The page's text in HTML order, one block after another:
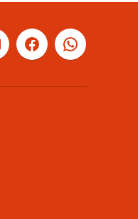
FacebookWhatsApp